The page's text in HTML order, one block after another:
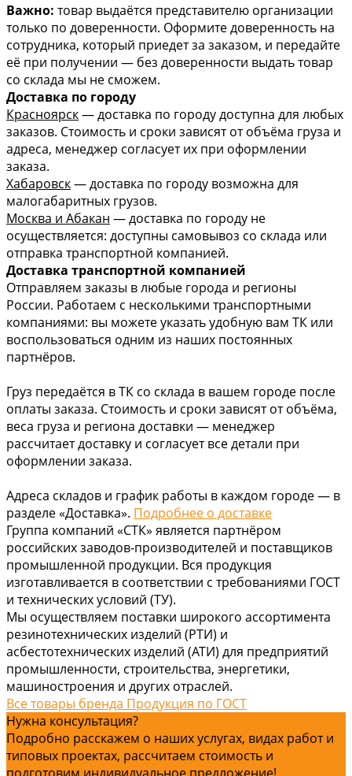
Важно: товар выдаётся представителю организации
только по доверенности. Оформите доверенность на
сотрудника, который приедет за заказом, и передайте
её при получении — без доверенности выдать товар
со склада мы не сможем.
Доставка по городу
Красноярск— доставка по городу доступна для любых
заказов. Стоимость и сроки зависят от объёма груза и
адреса, менеджер согласует их при оформлении
заказа.
Хабаровск— доставка по городу возможна для
малогабаритных грузов.
Москва и Абакан — доставка по городу не
осуществляется: доступны самовывоз со склада или
отправка транспортной компанией.
Доставка транспортной компанией
Отправляем заказы в любые города и регионы
России. Работаем с несколькими транспортными
компаниями: вы можете указать удобную вам ТК или
воспользоваться одним из наших постоянных
партнёров.
Груз передаётся в ТК со склада в вашем городе после
оплаты заказа. Стоимость и сроки зависят от объёма,
веса груза и региона доставки — менеджер
рассчитает доставку и согласует все детали при
оформлении заказа.
Адреса складов и график работы в каждом городе — в
разделе «Доставка». Подробнее о доставке
Группа компаний «СТК» является партнёром
российских заводов-производителей и поставщиков
промышленной продукции. Вся продукция
изготавливается в соответствии с требованиями ГОСТ
и технических условий (ТУ).
Мы осуществляем поставки широкого ассортимента
резинотехнических изделий (РТИ) и
асбестотехнических изделий (АТИ) для предприятий
промышленности, строительства, энергетики,
машиностроения и других отраслей.
Все товары бренда Продукция по ГОСТ
Нужна консультация?
Подробно расскажем о наших услугах, видах работ и
типовых проектах, рассчитаем стоимость и
подготовим индивидуальное предложение!